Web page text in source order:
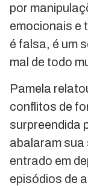
por
emocionais e
é falsa, é um
mal de todo
Pamela
conflitos de
surpreendida
abalaram sua
entrado em
episódios de